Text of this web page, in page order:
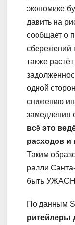
экономике
давить на
сообщает о
сбережений
также
одной
снижению
замедления
всё это
расходов и
Таким
ралли
быть
По данным
ритейлеры